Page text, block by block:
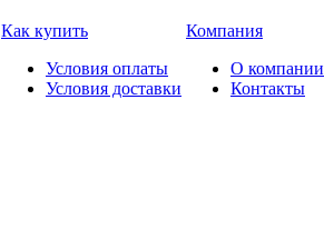
Как купить
Условия оплаты
Условия доставки
Компания
О компании
Контакты